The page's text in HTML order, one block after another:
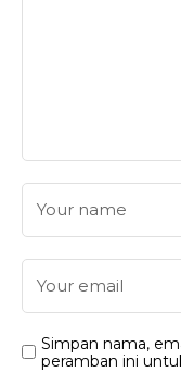
Simpan nama,
peramban ini